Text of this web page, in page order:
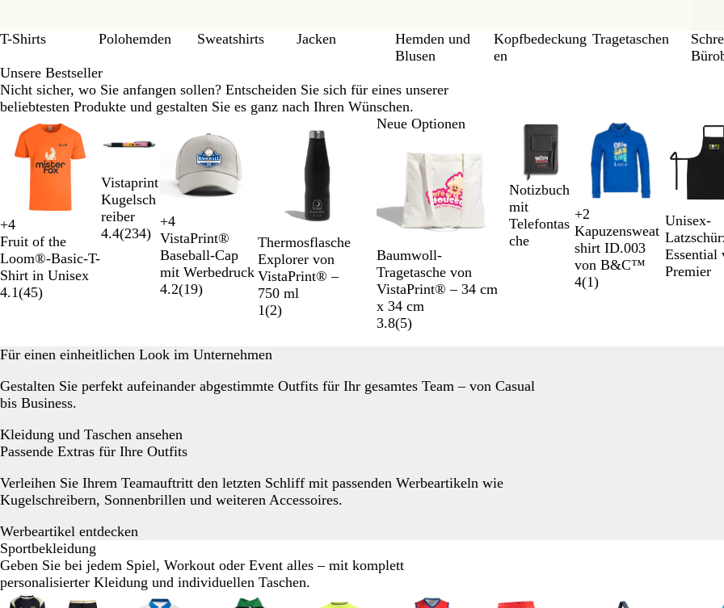
T-Shirts Polohemden Sweatshirts Jacken
Hemden und
Blusen
Kopfbedeckung
en
Tragetaschen
Unsere Bestseller
Nicht sicher, wo Sie anfangen sollen? Entscheiden Sie sich für eines unserer
beliebtesten Produkte und gestalten Sie es ganz nach Ihren Wünschen.
S
c
h
w
a
W
e
i
ß
O
r
a
n
g
K
ö
n
i
g
l
u
+4
Fruit of the
Loom®-Basic-T-
Shirt in Unisex
4.1(45)
Vistaprint
Kugelsch
reiber
4.4(234)
W
a
l
d
g
n
K
ö
n
i
g
l
a
u
D
u
n
k
e
r
a
u
W
e
i
ß
+4
VistaPrint®
Baseball-Cap
mit Werbedruck
4.2(19)
Thermosflasche
Explorer von
VistaPrint® –
750 ml
1(2)
Neue Optionen
Baumwoll-
Tragetasche von
VistaPrint® – 34 cm
x 34 cm
3.8(5)
Notizbuch
mit
Telefontas
che
W
e
i
ß
R
o
t
M
a
r
i
n
K
ö
n
i
g
+2
Kapuzensweat
shirt ID.003
von B&C™
4(1)
Unisex-
Essential
Premier
Galeriebilder
bis
Für einen einheitlichen Look im Unternehmen
Gestalten Sie perfekt aufeinander abgestimmte Outfits für Ihr gesamtes Team – von Casual
bis Business.
Kleidung und Taschen ansehen
Passende Extras für Ihre Outfits
Verleihen Sie Ihrem Teamauftritt den letzten Schliff mit passenden Werbeartikeln wie
Kugelschreibern, Sonnenbrillen und weiteren Accessoires.
Werbeartikel entdecken
Sportbekleidung
Geben Sie bei jedem Spiel, Workout oder Event alles – mit komplett
personalisierter Kleidung und individuellen Taschen.
Galeriebilder